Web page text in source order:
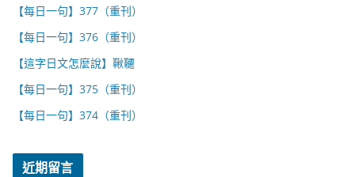
【每日一句】377（重刊）
【每日一句】376（重刊）
【這字日文怎麼說】鞦韆
【每日一句】375（重刊）
【每日一句】374（重刊）
近期留言